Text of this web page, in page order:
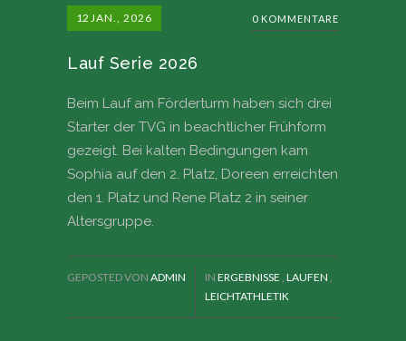
12 JAN., 2026 0 KOMMENTARE
Lauf Serie 2026
Beim Lauf am Förderturm haben sich drei
Starter der TVG in beachtlicher Frühform
gezeigt. Bei kalten Bedingungen kam
Sophia auf den 2. Platz, Doreen erreichten
den 1. Platz und Rene Platz 2 in seiner
Altersgruppe.
GEPOSTED VON ADMIN IN ERGEBNISSE LAUFEN
LEICHTATHLETIK